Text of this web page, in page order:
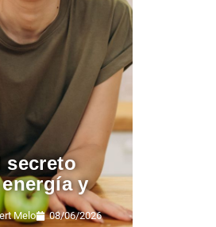
secreto
y
Melo 08/06/2026